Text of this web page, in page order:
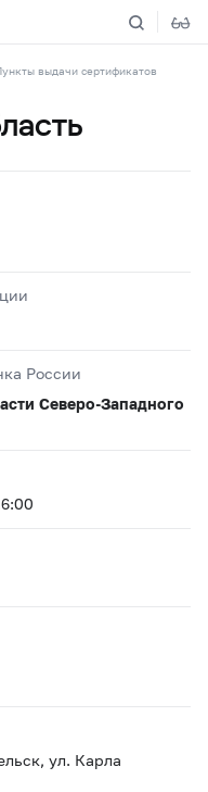
выдачи сертификатов
России
Северо-Западного
ул. Карла